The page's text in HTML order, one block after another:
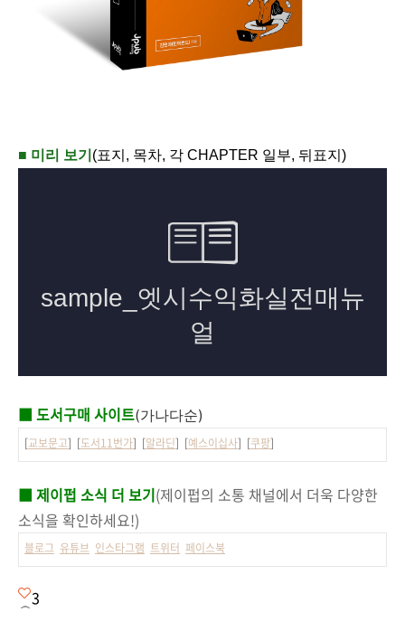
■ 미리 보기 (표지, 목차, 각 CHAPTER 일부, 뒤표지)
■ 도서구매 사이트(가나다순)
[교보문고] [도서11번가] [알라딘] [예스이십사] [쿠팡]
■ 제이펍 소식 더 보기(제이펍의 소통 채널에서 더욱 다양한
소식을 확인하세요!)
블로그 유튜브 인스타그램 트위터 페이스북
3